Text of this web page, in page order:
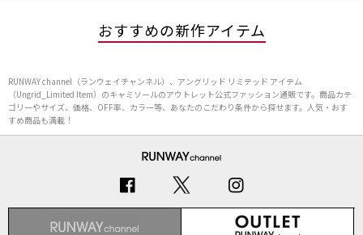
おすすめの新作アイテム
RUNWAY channel（ランウェイチャンネル）、アングリッド リミテッド アイテム
（Ungrid_Limited Item）のキャミソールのアウトレット公式ファッション通販です。商品カテ
ゴリーやサイズ、価格、OFF率、カラー等、あなたのこだわり条件から探せます。人気・おす
すめ商品も満載！